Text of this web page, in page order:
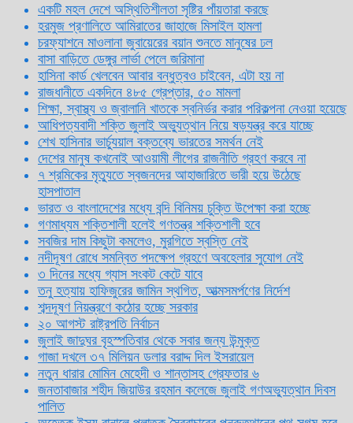
একটি মহল দেশে অস্থিতিশীলতা সৃষ্টির পাঁয়তারা করছে
হরমুজ প্রণালিতে আমিরাতের জাহাজে মিসাইল হামলা
চরফ্যাশনে মাওলানা জুবায়েরের বয়ান শুনতে মানুষের ঢল
বাসা বাড়িতে ডেঙ্গুর লার্ভা পেলে জরিমানা
হাসিনা কার্ড খেলবেন আবার বন্ধুত্বও চাইবেন, এটা হয় না
রাজধানীতে একদিনে ৪৮৫ গ্রেপ্তার, ৫০ মামলা
শিক্ষা, স্বাস্থ্য ও জ্বালানি খাতকে স্বনির্ভর করার পরিকল্পনা নেওয়া হয়েছে
আধিপত্যবাদী শক্তি জুলাই অভ্যুত্থান নিয়ে ষড়যন্ত্র করে যাচ্ছে
শেখ হাসিনার ভার্চ্যুয়াল বক্তব্যে ভারতের সমর্থন নেই
দেশের মানুষ কখনোই আওয়ামী লীগের রাজনীতি গ্রহণ করবে না
৭ শ্রমিকের মৃত্যুতে স্বজনদের আহাজারিতে ভারী হয়ে উঠেছে
হাসপাতাল
ভারত ও বাংলাদেশের মধ্যে বন্দি বিনিময় চুক্তি উপেক্ষা করা হচ্ছে
গণমাধ্যম শক্তিশালী হলেই গণতন্ত্র শক্তিশালী হবে
সবজির দাম কিছুটা কমলেও, মুরগিতে স্বস্তি নেই
নদীদূষণ রোধে সমন্বিত পদক্ষেপ গ্রহণে অবহেলার সুযোগ নেই
৩ দিনের মধ্যে গ্যাস সংকট কেটে যাবে
তনু হত্যায় হাফিজুরের জামিন স্থগিত, আত্মসমর্পণের নির্দেশ
শব্দদূষণ নিয়ন্ত্রণে কঠোর হচ্ছে সরকার
২০ আগস্ট রাষ্ট্রপতি নির্বাচন
জুলাই জাদুঘর বৃহস্পতিবার থেকে সবার জন্য উন্মুক্ত
গাজা দখলে ৩৭ মিলিয়ন ডলার বরাদ্দ দিল ইসরায়েল
নতুন ধারার মোমিন মেহেদী ও শান্তাসহ গ্রেফতার ৬
জনতাবাজার শহীদ জিয়াউর রহমান কলেজে জুলাই গণঅভ্যুত্থান দিবস
পালিত